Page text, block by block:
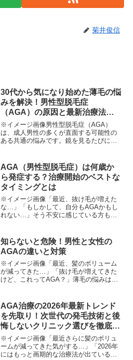
菊井俊信
30代から気になり始めた薄毛の悩
みを解決！男性型脱毛症
（AGA）の原因と最新治療法を
徹底解説！💡
※イメージ画像男性型脱毛症（AGA）
は、成人男性の多くが直面する可能性の
ある共通の悩みです。鏡を見るたびに生
ではないか…」と不安を感じている方も
いるでしょう。しかし、現...
AGA（男性型脱毛症）は何歳か
ら発症する？治療開始のベストな
タイミングとは
※イメージ画像「最近、抜け毛が増えた
な…」「もしかして、自分もAGAかもし
れない…」そう不安に感じている方もい
能性のある病気です。薄毛や抜け毛が気
になり始めると、「ま...
知らないと危険！男性と女性の
AGAの違いと対策
※イメージ画像「最近、髪のボリューム
が減ってきた…」「抜け毛が増えてきた
けど、これってAGA？」薄毛の悩みは男
に悩む方が少なくありません。しかし、
男性と女性のAGA...
AGA治療の2026年最新トレンド
を先取り！次世代の発毛技術と後
悔しないクリニック選びを徹底解
説✨
※イメージ画像「最近さらに髪のボリュ
ームが減ってきた気がする…」「2026年
にはもっと画期的な治療法が出ているの